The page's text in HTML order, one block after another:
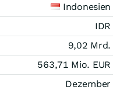
Indonesien
IDR
9,02 Mrd.
563,71 Mio. EUR
Dezember